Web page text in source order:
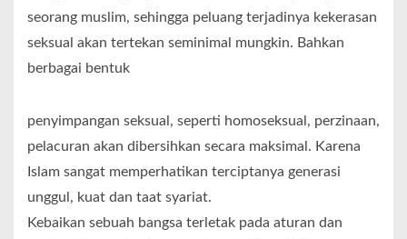
seorang muslim, sehingga peluang terjadinya kekerasan
seksual akan tertekan seminimal mungkin. Bahkan
berbagai bentuk
penyimpangan seksual, seperti homoseksual, perzinaan,
pelacuran akan dibersihkan secara maksimal. Karena
Islam sangat memperhatikan terciptanya generasi
unggul, kuat dan taat syariat.
Kebaikan sebuah bangsa terletak pada aturan dan